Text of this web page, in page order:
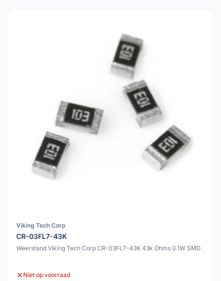
Viking Tech Corp
CR-03FL7-43K
Weerstand Viking Tech Corp CR-03FL7-43K 43k Ohms 0.1W SMD
Niet op voorraad